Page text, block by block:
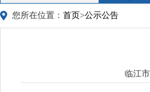
您所在位置： 首页>公示公告
临江市